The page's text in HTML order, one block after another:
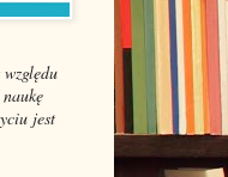
jest